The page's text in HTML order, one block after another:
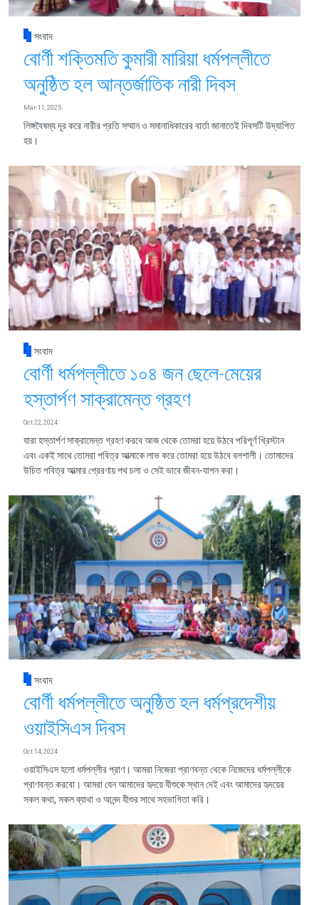
সংবাদ
বোর্ণী শক্তিমতি কুমারী মারিয়া ধর্মপল্লীতে
অনুষ্ঠিত হল আন্তর্জাতিক নারী দিবস
Mar 11, 2025
লিঙ্গবৈষম্য দূর করে নারীর প্রতি সম্মান ও সমানাধিকারের বার্তা জানাতেই দিবসটি উদ্‌যাপিত
হয়।
সংবাদ
বোর্ণী ধর্মপল্লীতে ১০৪ জন ছেলে-মেয়ের
হস্তার্পণ সাক্রামেন্ত গ্রহণ
Oct 22, 2024
যারা হস্তার্পণ সাক্রামেন্ত গ্রহণ করবে আজ থেকে তোমরা হয়ে উঠবে পরিপূর্ণ খ্রিস্টান
এবং একই সাথে তোমরা পবিত্র আত্মাকে লাভ করে তোমরা হয়ে উঠবে বলশালী। তোমাদের
উচিত পবিত্র আত্মার প্রেরণায় পথ চলা ও সেই ভাবে জীবন-যাপন করা।
সংবাদ
বোর্ণী ধর্মপল্লীতে অনুষ্ঠিত হল ধর্মপ্রদেশীয়
ওয়াইসিএস দিবস
Oct 14, 2024
ওয়াইসিএস হলো ধর্মপল্লীর প্রাণ। আমরা নিজেরা প্রাণবন্ত থেকে নিজেদের ধর্মপল্লীকে
প্রাণবন্ত করবো। আমরা যেন আমাদের হৃদয়ে যীশুকে স্থান দেই এবং আমাদের হৃদয়ের
সকল কথা, সকল ব্যাথা ও আনন্দ যীশুর সাথে সহভাগিতা করি।